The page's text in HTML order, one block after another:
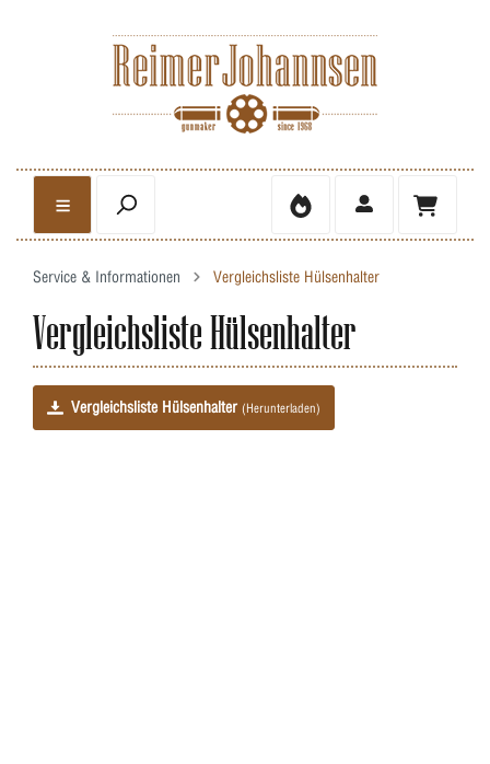
Service & Informationen Vergleichsliste Hülsenhalter
Vergleichsliste Hülsenhalter
Vergleichsliste Hülsenhalter (Herunterladen)